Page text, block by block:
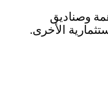
وصناديق
الأخرى.